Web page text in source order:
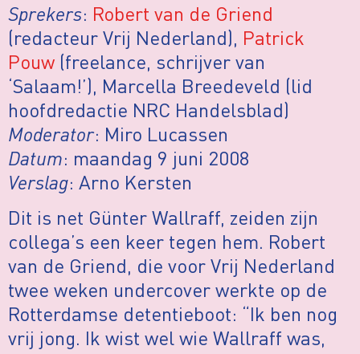
Sprekers: Robert van de Griend
(redacteur Vrij Nederland), Patrick
Pouw (freelance, schrijver van
‘Salaam!’), Marcella Breedeveld (lid
hoofdredactie NRC Handelsblad)
Moderator: Miro Lucassen
Datum: maandag 9 juni 2008
Verslag: Arno Kersten
Dit is net Günter Wallraff, zeiden zijn
collega’s een keer tegen hem. Robert
van de Griend, die voor Vrij Nederland
twee weken undercover werkte op de
Rotterdamse detentieboot: “Ik ben nog
vrij jong. Ik wist wel wie Wallraff was,